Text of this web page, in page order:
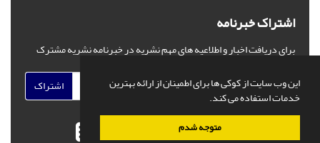
این وب سایت از کوکی ها برای اطمینان از ارائه بهترین
خدمات استفاده می کند.
متوجه شدم
اشتراک خبرنامه
برای دریافت اخبار و اطلاعیه های مهم نشریه در خبرنامه نشریه مشترک
اشتراک